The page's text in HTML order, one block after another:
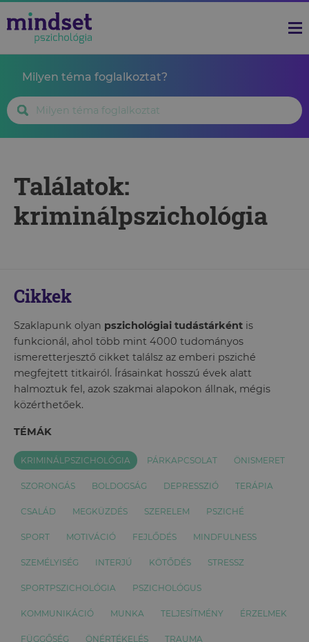
Milyen téma foglalkoztat?
Találatok:
kriminálpszichológia
Cikkek
Szaklapunk olyan pszichológiai tudástárként is
funkcionál, ahol több mint 4000 tudományos
ismeretterjesztő cikket találsz az emberi psziché
megfejtett titkairól. Írásainkat hosszú évek alatt
halmoztuk fel, azok szakmai alapokon állnak, mégis
közérthetőek.
TÉMÁK
KRIMINÁLPSZICHOLÓGIA PÁRKAPCSOLAT ÖNISMERET
SZORONGÁS BOLDOGSÁG DEPRESSZIÓ TERÁPIA
CSALÁD MEGKÜZDÉS SZERELEM PSZICHÉ
SPORT MOTIVÁCIÓ FEJLŐDÉS MINDFULNESS
SZEMÉLYISÉG INTERJÚ KÖTŐDÉS STRESSZ
SPORTPSZICHOLÓGIA PSZICHOLÓGUS
KOMMUNIKÁCIÓ MUNKA TELJESÍTMÉNY ÉRZELMEK
FÜGGŐSÉG ÖNÉRTÉKELÉS TRAUMA